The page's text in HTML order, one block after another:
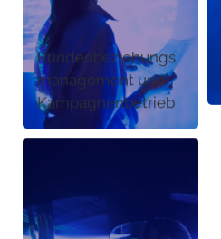
Kundenbeziehungs
management und
Kampagnenbetrieb